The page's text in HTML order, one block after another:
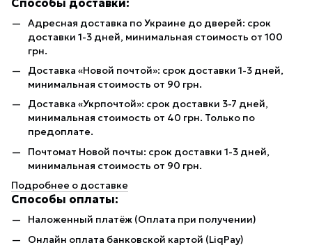
Адресная доставка по Украине до дверей: срок
доставки 1-3 дней, минимальная стоимость от 100
грн.
Доставка «Новой почтой»: срок доставки 1-3 дней,
минимальная стоимость от 90 грн.
Доставка «Укрпочтой»: срок доставки 3-7 дней,
минимальная стоимость от 40 грн. Только по
предоплате.
Почтомат Новой почты: срок доставки 1-3 дней,
минимальная стоимость от 90 грн.
Подробнее о доставке
Способы оплаты:
Наложенный платёж (Оплата при получении)
Онлайн оплата банковской картой (LiqPay)